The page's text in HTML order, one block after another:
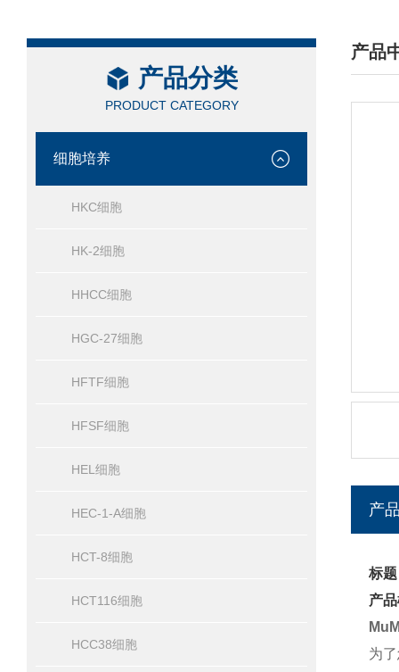
产品分类
PRODUCT CATEGORY
细胞培养
HKC细胞
HK-2细胞
HHCC细胞
HGC-27细胞
HFTF细胞
HFSF细胞
HEL细胞
HEC-1-A细胞
HCT-8细胞
HCT116细胞
HCC38细胞
产品
/
产
标
产
为